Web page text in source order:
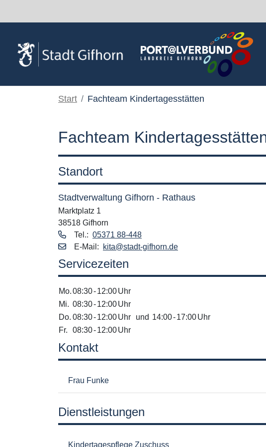
Start Fachteam Kindertagesstätten
Fachteam
Standort
Stadtverwaltung Gifhorn - Rathaus
Marktplatz 1
38518 Gifhorn
Tel.: 05371 88-448
E‑Mail:
kita@stadt-gifhorn.de
Servicezeiten
Mo.08:30-12:00Uhr
Mi. 08:30-12:00Uhr
Do. 08:30-12:00Uhr und 14:00-17:00Uhr
Fr.
08:30-12:00Uhr
Kontakt
Frau Funke
Dienstleistungen
Kindertagespflege Zuschuss